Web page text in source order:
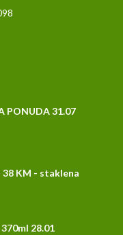
PONUDA 31.07
KM - staklena
28.01